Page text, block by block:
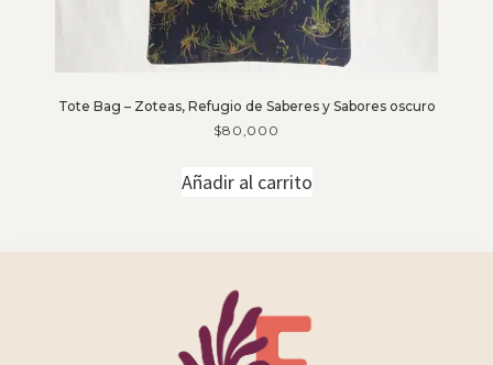
Tote Bag – Zoteas, Refugio de Saberes y Sabores oscuro
$80,000
Añadir al carrito